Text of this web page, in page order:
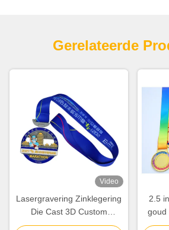
Gerelateerde
Video
Lasergravering Zinklegering
Die Cast 3D Custom
medailles voor prijzen en
2.5
goud
voor